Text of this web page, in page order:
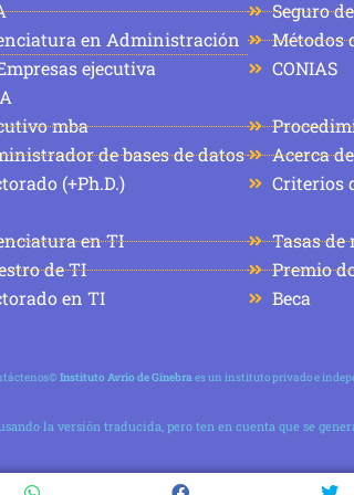
en Administración
ejecutiva
Seguro
Métodos
CONIAS
mba
de bases de datos
(+Ph.D.)
Acerca
Criterios
en TI
de TI
en TI
Tasas
Premio
Beca
©Instituto Avrio de Ginebraes un instituto privado e
la versión traducida, pero ten en cuenta que se